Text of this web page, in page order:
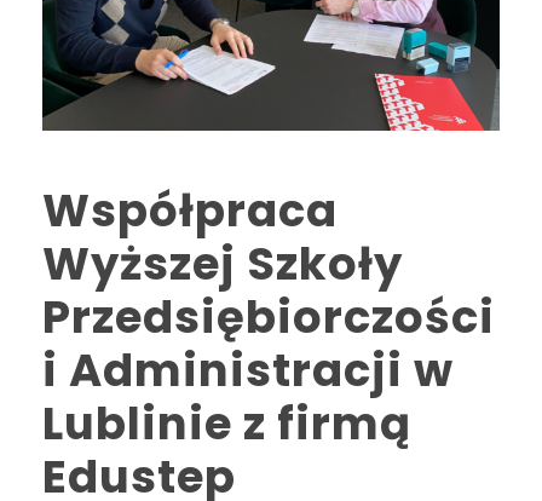
Współpraca
Wyższej Szkoły
Przedsiębiorczości
i Administracji w
Lublinie z firmą
Edustep